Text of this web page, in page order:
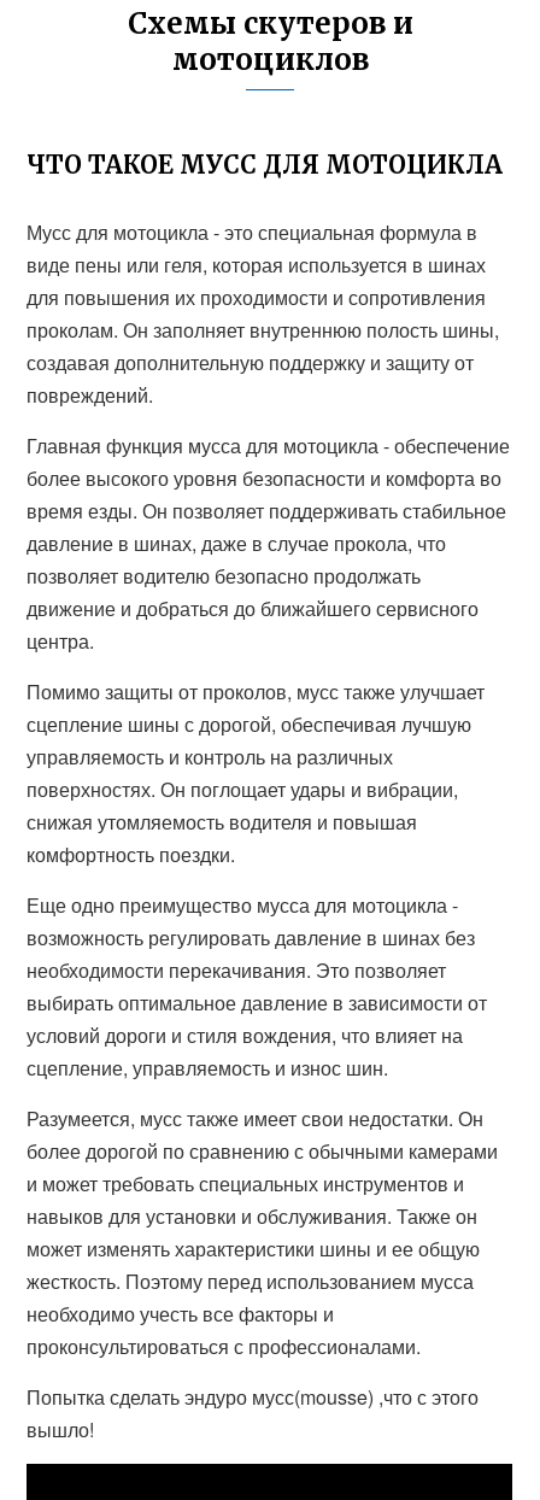
Схемы скутеров и
мотоциклов
ЧТО ТАКОЕ МУСС ДЛЯ МОТОЦИКЛА
Мусс для мотоцикла - это специальная формула в
виде пены или геля, которая используется в шинах
для повышения их проходимости и сопротивления
проколам. Он заполняет внутреннюю полость шины,
создавая дополнительную поддержку и защиту от
повреждений.
Главная функция мусса для мотоцикла - обеспечение
более высокого уровня безопасности и комфорта во
время езды. Он позволяет поддерживать стабильное
давление в шинах, даже в случае прокола, что
позволяет водителю безопасно продолжать
движение и добраться до ближайшего сервисного
центра.
Помимо защиты от проколов, мусс также улучшает
сцепление шины с дорогой, обеспечивая лучшую
управляемость и контроль на различных
поверхностях. Он поглощает удары и вибрации,
снижая утомляемость водителя и повышая
комфортность поездки.
Еще одно преимущество мусса для мотоцикла -
возможность регулировать давление в шинах без
необходимости перекачивания. Это позволяет
выбирать оптимальное давление в зависимости от
условий дороги и стиля вождения, что влияет на
сцепление, управляемость и износ шин.
Разумеется, мусс также имеет свои недостатки. Он
более дорогой по сравнению с обычными камерами
и может требовать специальных инструментов и
навыков для установки и обслуживания. Также он
может изменять характеристики шины и ее общую
жесткость. Поэтому перед использованием мусса
необходимо учесть все факторы и
проконсультироваться с профессионалами.
Попытка сделать эндуро мусс(mousse) ,что с этого
вышло!